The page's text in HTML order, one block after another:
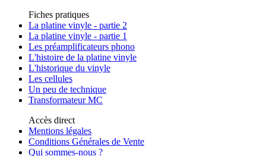
Fiches pratiques
La platine vinyle - partie 2
La platine vinyle - partie 1
Les préamplificateurs phono
L'histoire de la platine vinyle
L'historique du vinyle
Les cellules
Un peu de technique
Transformateur MC
Accès direct
Mentions légales
Conditions Générales de Vente
Qui sommes-nous ?